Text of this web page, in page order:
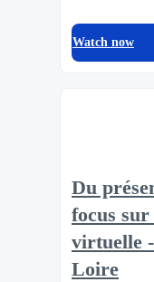
Watch now
Du
focus
virtuelle
Loire